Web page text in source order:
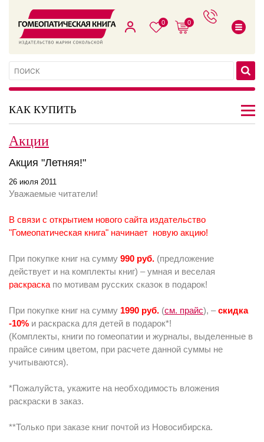
0 0
КАК КУПИТЬ
Акции
Акция "Летняя!"
26 июля 2011
Уважаемые читатели!
В связи с открытием нового сайта издательство
"Гомеопатическая книга" начинает новую акцию!
При покупке книг на сумму 990 руб. (предложение
действует и на комплекты книг) – умная и веселая
раскраска по мотивам русских сказок в подарок!
При покупке книг на сумму 1990 руб. (см. прайс), –скидка
-10% и раскраска для детей в подарок*!
(Комплекты, книги по гомеопатии и журналы, выделенные в
прайсе синим цветом, при расчете данной суммы не
учитываются).
*Пожалуйста, укажите на необходимость вложения
раскраски в заказ.
**Только при заказе книг почтой из Новосибирска.